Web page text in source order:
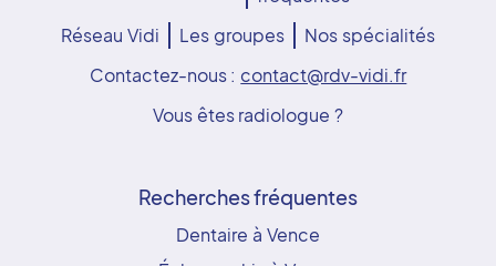
Réseau Vidi
Les groupes
Nos spécialités
Contactez-nous : contact@rdv-vidi.fr
Vous êtes radiologue ?
Recherches fréquentes
Dentaire à Vence